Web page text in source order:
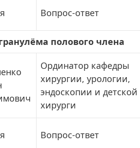
Вопрос-ответ
полового члена
Ординатор кафедры
хирургии, урологии,
эндоскопии и детской
хирурги
Вопрос-ответ